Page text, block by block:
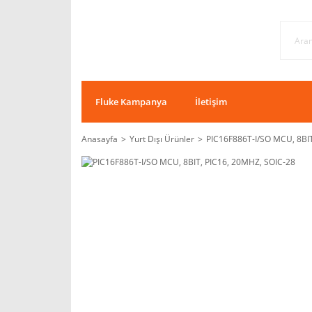
Fluke Kampanya İletişim
Anasayfa Yurt Dışı Ürünler
PIC16F886T-I/SO MCU,